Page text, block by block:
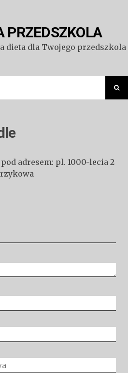
PRZEDSZKOLA
dieta dla Twojego przedszkola
adresem: pl. 1000-lecia 2